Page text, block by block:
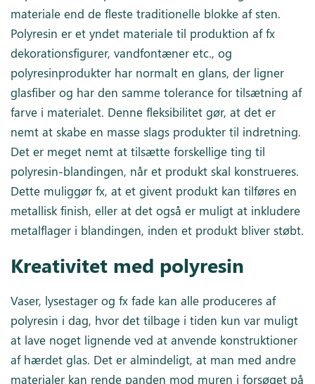
materiale end de fleste traditionelle blokke af sten.
Polyresin er et yndet materiale til produktion af fx
dekorationsfigurer, vandfontæner etc., og
polyresinprodukter har normalt en glans, der ligner
glasfiber og har den samme tolerance for tilsætning af
farve i materialet. Denne fleksibilitet gør, at det er
nemt at skabe en masse slags produkter til indretning.
Det er meget nemt at tilsætte forskellige ting til
polyresin-blandingen, når et produkt skal konstrueres.
Dette muliggør fx, at et givent produkt kan tilføres en
metallisk finish, eller at det også er muligt at inkludere
metalflager i blandingen, inden et produkt bliver støbt.
Kreativitet med polyresin
Vaser, lysestager og fx fade kan alle produceres af
polyresin i dag, hvor det tilbage i tiden kun var muligt
at lave noget lignende ved at anvende konstruktioner
af hærdet glas. Det er almindeligt, at man med andre
materialer kan rende panden mod muren i forsøget på